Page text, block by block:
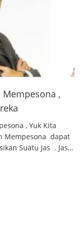
Mempesona ,
, Yuk Kita
Mempesona dapat
Suatu Jas . Jas…